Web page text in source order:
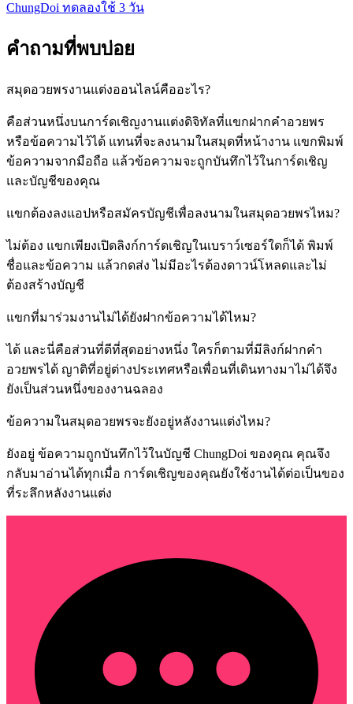
ChungDoi ทดลองใช้ 3 วัน
คำถามที่พบบ่อย
สมุดอวยพรงานแต่งออนไลน์คืออะไร?
คือส่วนหนึ่งบนการ์ดเชิญงานแต่งดิจิทัลที่แขกฝากคำอวยพร
หรือข้อความไว้ได้ แทนที่จะลงนามในสมุดที่หน้างาน แขกพิมพ์
ข้อความจากมือถือ แล้วข้อความจะถูกบันทึกไว้ในการ์ดเชิญ
และบัญชีของคุณ
แขกต้องลงแอปหรือสมัครบัญชีเพื่อลงนามในสมุดอวยพรไหม?
ไม่ต้อง แขกเพียงเปิดลิงก์การ์ดเชิญในเบราว์เซอร์ใดก็ได้ พิมพ์
ชื่อและข้อความ แล้วกดส่ง ไม่มีอะไรต้องดาวน์โหลดและไม่
ต้องสร้างบัญชี
แขกที่มาร่วมงานไม่ได้ยังฝากข้อความได้ไหม?
ได้ และนี่คือส่วนที่ดีที่สุดอย่างหนึ่ง ใครก็ตามที่มีลิงก์ฝากคำ
อวยพรได้ ญาติที่อยู่ต่างประเทศหรือเพื่อนที่เดินทางมาไม่ได้จึง
ยังเป็นส่วนหนึ่งของงานฉลอง
ข้อความในสมุดอวยพรจะยังอยู่หลังงานแต่งไหม?
ยังอยู่ ข้อความถูกบันทึกไว้ในบัญชี ChungDoi ของคุณ คุณจึง
กลับมาอ่านได้ทุกเมื่อ การ์ดเชิญของคุณยังใช้งานได้ต่อเป็นของ
ที่ระลึกหลังงานแต่ง